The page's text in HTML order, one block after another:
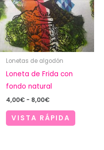
Lonetas de algodón
Loneta de Frida con
fondo natural
4,00€ - 8,00€Rango
precios:
desde
VISTA RÁPIDA